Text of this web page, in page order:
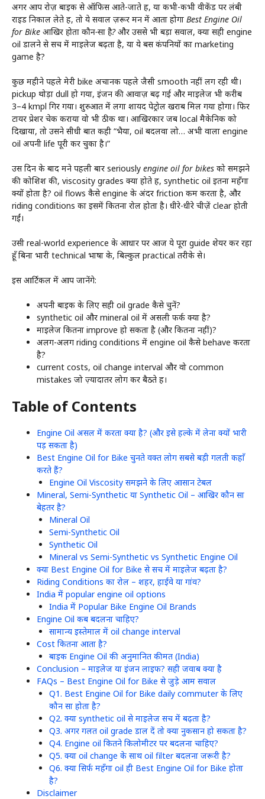
अगर आप रोज़ बाइक से ऑफिस आते-जाते हैं, या कभी-कभी वीकेंड पर लंबी
राइड निकाल लेते हैं, तो ये सवाल ज़रूर मन में आता होगा Best Engine Oil
for Bike आखिर होता कौन-सा है?और उससे भी बड़ा सवाल, क्या सही engine
oil डालने से सच में माइलेज बढ़ता है, या ये बस कंपनियों का marketing
game है?
कुछ महीने पहले मेरी bike अचानक पहले जैसी smooth नहीं लग रही थी।
pickup थोड़ा dull हो गया, इंजन की आवाज़ बढ़ गई और माइलेज भी करीब
3–4 kmpl गिर गया। शुरुआत में लगा शायद पेट्रोल खराब मिल गया होगा। फिर
टायर प्रेशर चेक कराया वो भी ठीक था। आखिरकार जब local मैकेनिक को
दिखाया, तो उसने सीधी बात कही “भैया, oil बदलवा लो… अभी वाला engine
oil अपनी life पूरी कर चुका है।”
उस दिन के बाद मैंने पहली बार seriously engine oil for bikes को समझने
की कोशिश की, viscosity grades क्या होते हैं, synthetic oil इतना महँगा
क्यों होता है? oil flows कैसे engine के अंदर friction कम करता है, और
riding conditions का इसमें कितना रोल होता है। धीरे-धीरे चीज़ें clear होती
गईं।
उसी real-world experience के आधार पर आज ये पूरा guide शेयर कर रहा
हूँ बिना भारी technical भाषा के, बिल्कुल practical तरीके से।
इस आर्टिकल में आप जानेंगे:
अपनी बाइक के लिए सही oil grade कैसे चुनें?
synthetic oil और mineral oil में असली फर्क क्या है?
माइलेज कितना improve हो सकता है (और कितना नहीं)?
अलग-अलग riding conditions में engine oil कैसे behave करता
है?
current costs, oil change interval और वो common
mistakes जो ज़्यादातर लोग कर बैठते हैं।
Table of Contents
Engine Oil असल में करता क्या है? (और इसे हल्के में लेना क्यों भारी
पड़ सकता है)
Best Engine Oil for Bike चुनते वक्त लोग सबसे बड़ी गलती कहाँ
करते हैं?
Engine Oil Viscosity समझने के लिए आसान टेबल
Mineral, Semi-Synthetic या Synthetic Oil – आखिर कौन सा
बेहतर है?
Mineral Oil
Semi-Synthetic Oil
Synthetic Oil
Mineral vs Semi-Synthetic vs Synthetic Engine Oil
क्या Best Engine Oil for Bike से सच में माइलेज बढ़ता है?
Riding Conditions का रोल – शहर, हाईवे या गांव?
India में popular engine oil options
India में Popular Bike Engine Oil Brands
Engine Oil कब बदलना चाहिए?
सामान्य इस्तेमाल में oil change interval
Cost कितना आता है?
बाइक Engine Oil की अनुमानित कीमत (India)
Conclusion – माइलेज या इंजन लाइफ? सही जवाब क्या है
FAQs – Best Engine Oil for Bike से जुड़े आम सवाल
Q1. Best Engine Oil for Bike daily commuter के लिए
कौन सा होता है?
Q2. क्या synthetic oil से माइलेज सच में बढ़ता है?
Q3. अगर गलत oil grade डाल दें तो क्या नुकसान हो सकता है?
Q4. Engine oil कितने किलोमीटर पर बदलना चाहिए?
Q5. क्या oil change के साथ oil filter बदलना जरूरी है?
Q6. क्या सिर्फ महँगा oil ही Best Engine Oil for Bike होता
है?
Disclaimer